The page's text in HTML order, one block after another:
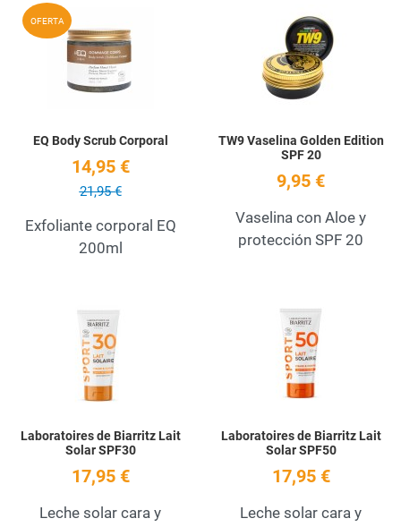
OFERTA
EQ Body Scrub Corporal
14,95 €
21,95 €
Exfoliante corporal EQ
200ml
TW9 Vaselina Golden Edition
SPF 20
9,95 €
Vaselina con Aloe y
protección SPF 20
Add to Wishlist
Laboratoires de Biarritz Lait
Solar SPF30
17,95 €
Leche solar cara y
Laboratoires de Biarritz Lait
Solar SPF50
17,95 €
Leche solar cara y